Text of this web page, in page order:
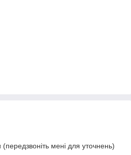
мені для уточнень)